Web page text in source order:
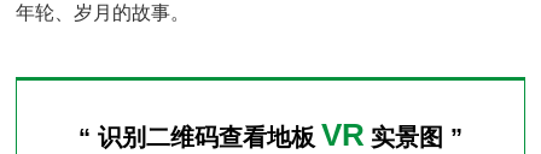
年轮、岁月的故事。
“ 识别二维码查看地板 VR 实景图 ”